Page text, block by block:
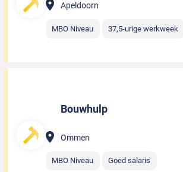
Apeldoorn
MBO Niveau 37,5-urige werkweek
Bouwhulp
Ommen
MBO Niveau Goed salaris